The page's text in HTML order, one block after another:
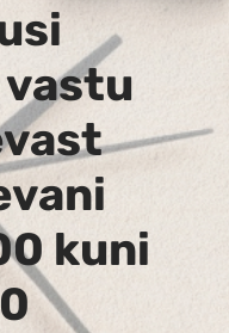
30 g
€ В корзину
kuni